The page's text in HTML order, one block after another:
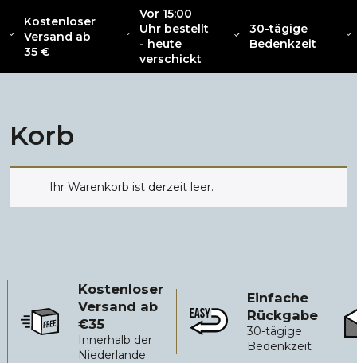
Kostenloser
Versand ab
35 €
Vor 15:00
Uhr bestellt
- heute
verschickt
30-tägige
Bedenkzeit
ÜBER NEU
SAMMLUNG
CATENACCIO
BEKLEIDUNG INTERIOR
Korb
Ihr Warenkorb ist derzeit leer.
Kostenloser
Versand ab
€35
Innerhalb der
Niederlande
Kostenloser Versand ab €35
Einfache
Rückgabe
30-tägige
Bedenkzeit
Einfache Rückgabe